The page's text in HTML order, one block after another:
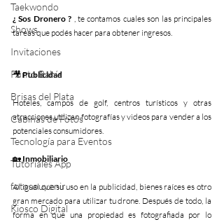
Taekwondo
Shows
Invitaciones
Punto Bahía
Brisas del Plata
Cabinas de Fotos
Tecnología para Eventos
Tutoriales App
fotosouvenir
Kiosco Digital
¿ Sos Dronero ? , te contamos cuales son las principales
tareas que podés hacer para obtener ingresos.
🎥 Publicidad
Hoteles, campos de golf, centros turísticos y otras
atracciones utilizan fotografías y videos para vender a los
potenciales consumidores.
🏡 Inmobiliario
Al igual que su uso en la publicidad, bienes raíces es otro
gran mercado para utilizar tu drone. Después de todo, la
forma en que una propiedad es fotografiada por lo